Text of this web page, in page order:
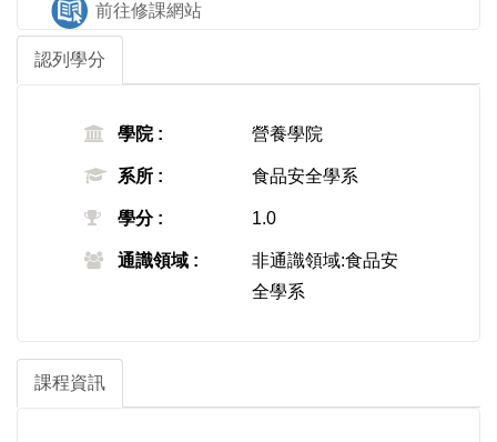
前往修課網站
認列學分
學院 : 營養學院
系所 : 食品安全學系
學分 : 1.0
通識領域 :
非通識領域:食品安
全學系
課程資訊